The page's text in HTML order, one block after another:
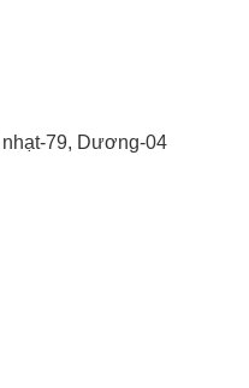
79, Dương-04